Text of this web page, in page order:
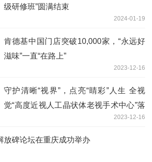
级研修班”圆满结束
2024-01-19
肯德基中国门店突破10,000家，“永远好
滋味”一直“在路上”
2023-12-16
守护清晰“视界”，点亮“睛彩”人生 全视
觉“高度近视人工晶状体老视手术中心”落
2023-12-16
放碑论坛在重庆成功举办